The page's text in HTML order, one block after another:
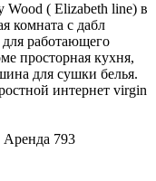
( Elizabeth line) в
комната с дабл
работающего
просторная кухня,
для сушки белья.
интернет virgin
Аренда 793